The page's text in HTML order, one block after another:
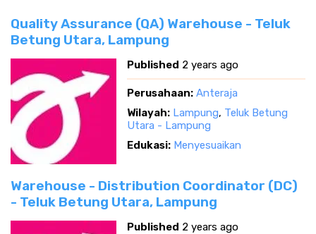
Quality Assurance (QA) Warehouse - Teluk
Betung Utara, Lampung
Published 2 years ago
Perusahaan: Anteraja
Wilayah: Lampung, Teluk Betung
Utara - Lampung
Edukasi: Menyesuaikan
Warehouse - Distribution Coordinator (DC)
- Teluk Betung Utara, Lampung
Published 2 years ago